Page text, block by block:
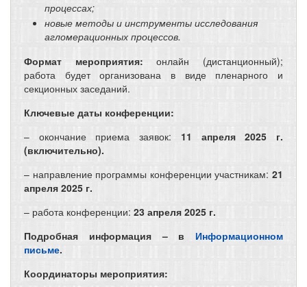
процессах;
новые методы и инструменты исследования
агломерационных процессов.
Формат мероприятия:онлайн (дистанционный);
работа будет организована в виде пленарного и
секционных заседаний.
Ключевые даты конференции:
– окончание приема заявок: 11 апреля 2025 г.
(включительно).
– направление программы конференции участникам: 21
апреля 2025 г.
– работа конференции: 23 апреля 2025 г.
Подробная информация – в Информационном
письме.
Координаторы мероприятия: